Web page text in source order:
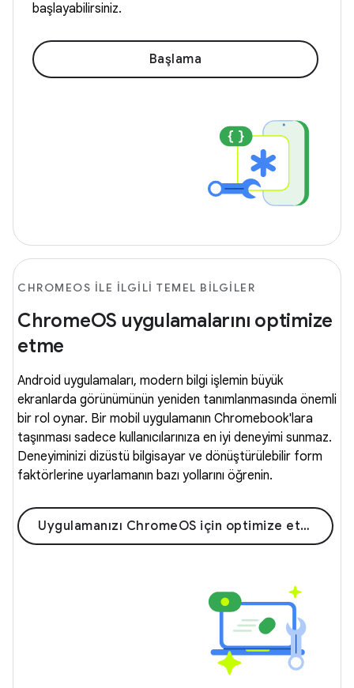
başlayabilirsiniz.
Başlama
CHROMEOS ILE ILGILI TEMEL BILGILER
ChromeOS uygulamalarını optimize
etme
Android uygulamaları, modern bilgi işlemin büyük
ekranlarda görünümünün yeniden tanımlanmasında önemli
bir rol oynar. Bir mobil uygulamanın Chromebook'lara
taşınması sadece kullanıcılarınıza en iyi deneyimi sunmaz.
Deneyiminizi dizüstü bilgisayar ve dönüştürülebilir form
faktörlerine uyarlamanın bazı yollarını öğrenin.
Uygulamanızı ChromeOS için optimize etme